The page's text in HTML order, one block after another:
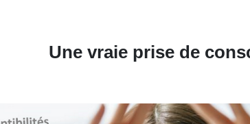
Une vraie prise de